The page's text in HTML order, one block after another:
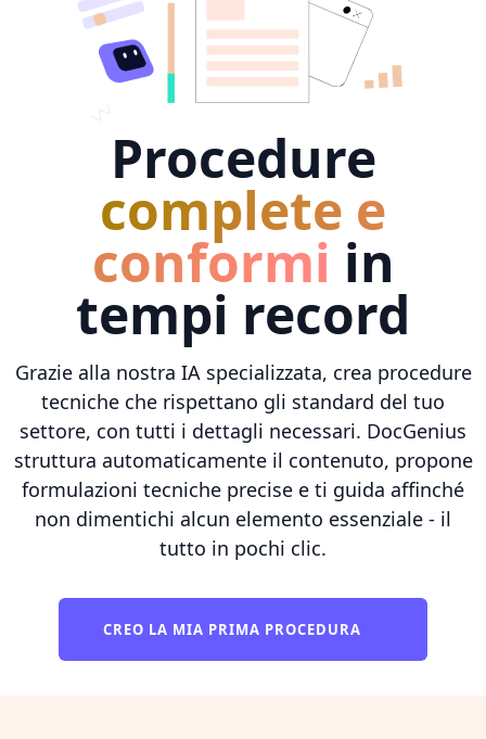
Procedure
complete e
conformi in
tempi record
Grazie alla nostra IA specializzata, crea procedure
tecniche che rispettano gli standard del tuo
settore, con tutti i dettagli necessari. DocGenius
struttura automaticamente il contenuto, propone
formulazioni tecniche precise e ti guida affinché
non dimentichi alcun elemento essenziale - il
tutto in pochi clic.
CREO LA MIA PRIMA PROCEDURA